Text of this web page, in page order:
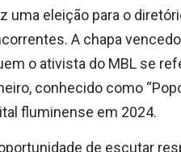
uma eleição para o
A chapa
o ativista do MBL se
conhecido como
fluminense em 2024.
de escutar